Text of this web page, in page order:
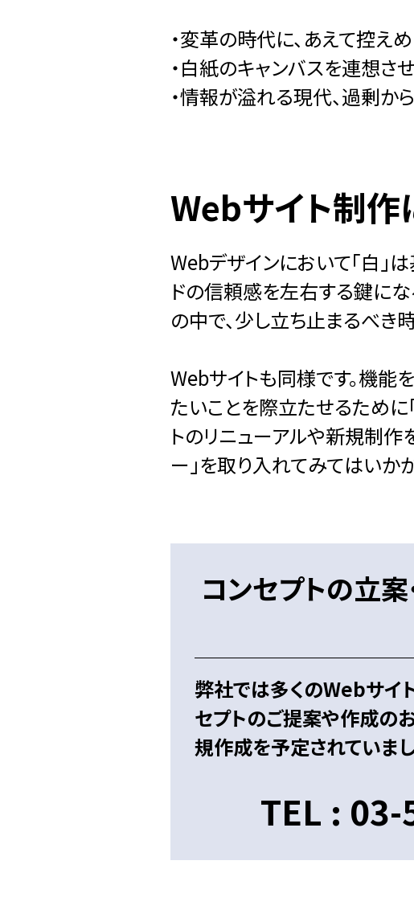
・変革の時代に、あえて控え
・白紙のキャンバスを連想さ
・情報が溢れる現代、過剰
Webサイト制
Webデザインにおいて「白」
ドの信頼感を左右する鍵にな
の中で、少し立ち止まるべき
Webサイトも同様です。機能
たいことを際立たせるために
トのリニューアルや新規制作
ー」を取り入れてみてはいか
コンセプトの立
弊社では多くのWebサイ
セプトのご提案や作成の
規作成を予定されていま
TEL :